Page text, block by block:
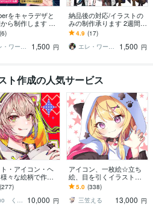
をキャラデザと
ら制作します 配
景/ネームロゴ/離
機中/OP/EDセット
(6)
エレ・ワークス｜Vtuber制作
1,500 円
納品後の対応/イラストの
みの制作承ります 2週間後
のアフター対応受付窓口
です
4.9 (17)
エレ・ワークス｜Vtuber制作
1,500 円
ト作成の人気サービス
・アイコン・ヘ
々な絵柄で作成
用可！似顔絵・
インスタ・動画
ネ等用途様々！
(277)
96no くろの
10,000 円
アイコン、一枚絵☆立ち
絵、目を引くイラスト描
きます イリアム、サム
ネ、live2D、YouTube、歌
ってみたも
5.0 (338)
三笠える
13,000 円